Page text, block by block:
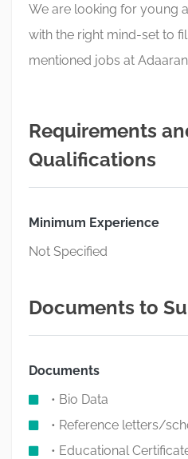
We are looking for young
with the right mind-set to
mentioned jobs at
Requirements
Qualifications
Minimum Experience
Not Specified
Documents to
Documents
• Bio Data
• Reference letters/
• Educational